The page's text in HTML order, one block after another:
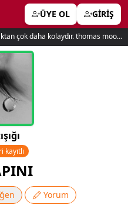
ÜYE OL GİRİŞ
En iyi yolu bulmak, en kötüsünü bulmaktan çok daha kolaydır. thomas moore
kayıtlı
Yorum